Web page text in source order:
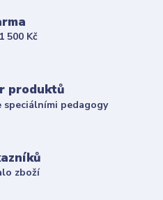
500 Kč
produktů
speciálními pedagogy
zboží